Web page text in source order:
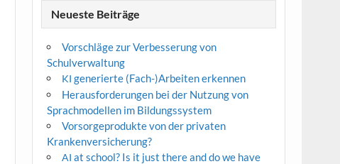
Neueste Beiträge
Vorschläge zur Verbesserung von
Schulverwaltung
KI generierte (Fach-)Arbeiten erkennen
Herausforderungen bei der Nutzung von
Sprachmodellen im Bildungssystem
Vorsorgeprodukte von der privaten
Krankenversicherung?
AI at school? Is it just there and do we have